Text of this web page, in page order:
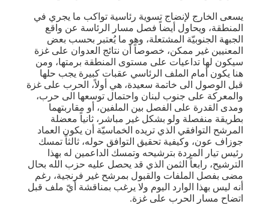
يسعى الخارج لإنضاج تسوية رئاسية تواكب ما يجري في
المنطقة، ويحاول أيضاً فصل مسار الرئاسة عن واقع
الجبهة الجنوبيّة المشتعلة، وهو ما يُعتبر بحسب بعض
المعنيين غير ممكن، خصوصاً أن نتائج العدوان على غزة
سيكون لها تداعيات على مستوى المنطقة برمتها، ومن
هنا يكون أمام الملف الرئاسي عقبات كبيرة يجب حلها
قبل الوصول الى خاتمة سعيدة، هي أولاً، الحرب على غزة
والمعركة على جنوب لبنان واحتمال توسعها الى حرب،
ومدى القدرة على الفصل بين الملفين، أو مقاربتهما
بطريقة منفصلة ولو بشكل غير مباشر، ثانياً معضلة
المرشح التوافقي الذي تريده الخماسيّة أن يكون العماد
جوزاف عون، وكيفية تحقيق التوافق حوله، ثالثاً تمسك
رئيس تيار المردة بترشيحه وتمسك الداعمين له بهذا
الترشيح، رابعاً الثمن الذي قد يحصل عليه حزب الله بحال
مضى بفصل الملفات والقبول بمرشح غير فرنجية، رغم
أنه ليس بهذا الوارد اليوم ولا يرغب بمناقشة أيّ ملف قبل
اتضاح مسار الحرب على غزة.